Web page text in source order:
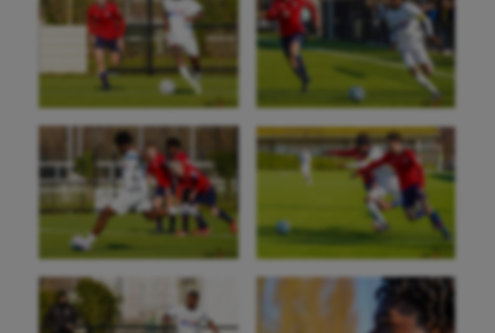
Omnisports
Outdoor
Paddle
Parkour
Patinage artistique
Pétanque
Plongée
Randonnée / Marche